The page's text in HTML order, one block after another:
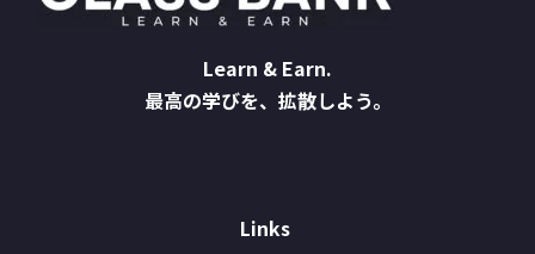
Learn & Earn.
最高の学びを、拡散しよう。
Links